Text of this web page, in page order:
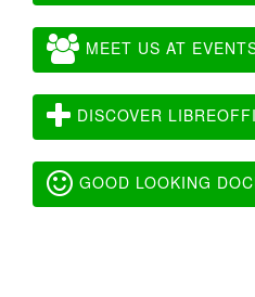
MEET US AT
DISCOVER
GOOD LOOKING